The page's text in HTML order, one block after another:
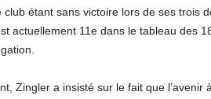
club étant sans victoire lors de ses trois
actuellement 11e dans le tableau des
Zingler a insisté sur le fait que l’avenir